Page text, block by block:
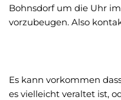
Bohnsdorf um die Uhr
vorzubeugen. Also
Es kann vorkommen
es vielleicht veraltet ist,